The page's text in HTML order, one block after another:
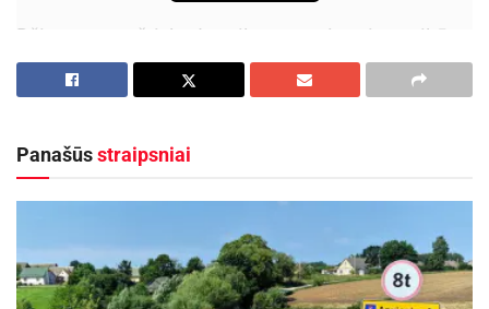
Džiugu pranešti, kad patikros rezultatai – puikūs.
Zarasų aerodromas atitinka visus reikalavimus,
todėl jame ir toliau gali būti vykdomos
mokomųjų skrydžių ar rekreacinių projektų.
Skelbiama privaloma AB „Achema“ parengta
informacija apie aukštesniojo lygio pavojingąjį
Panašūsstraipsniai